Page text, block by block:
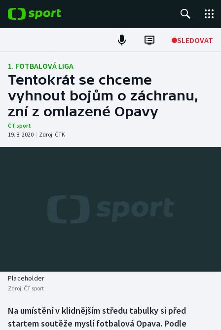
SLEDOVAT
Fotbal
Hokej
Tenis
Atletika
Biatlon
Box
Aplikace ČT sport
1. FOTBALOVÁ LIGA
Tentokrát se chceme
vyhnout bojům o záchranu,
zní z omlazené Opavy
ČT sport
19. 8. 2020 | Zdroj: ČTK
Placeholder
Zdroj: ČT sport
Na umístění v klidnějším středu tabulky si před
startem soutěže myslí fotbalová Opava. Podle